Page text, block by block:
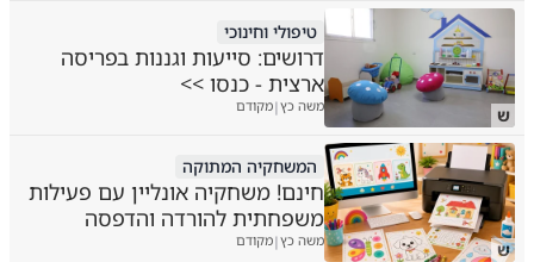
ש
טיפולי וחינוכי
דרושים: סייעות וגננות בפריסה
ארצית - כנסו >>
משה כץ|מקודם
ש
המשחקיה המתוקה
חינם! משחקיה אונליין עם פעילות
משפחתית להורדה והדפסה
משה כץ|מקודם